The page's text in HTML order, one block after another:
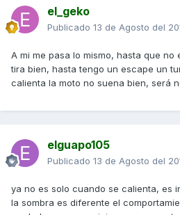
el_geko
Publicado 13 de Agosto del
A mi me pasa lo mismo, hasta que
tira bien, hasta tengo un escape un
calienta la moto no suena bien, será
elguapo105
Publicado 13 de Agosto del
ya no es solo cuando se calienta, es
la sombra es diferente el